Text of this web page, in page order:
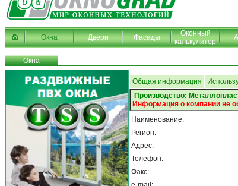
Окна Двери Фасады
Оконный
калькулятор
Окна
Общая информация
Производство:
Информация о компании не
Наименование:
Регион:
Адрес:
Телефон:
Факс: